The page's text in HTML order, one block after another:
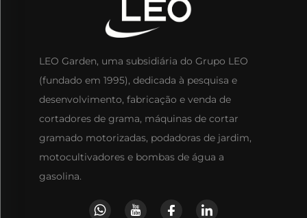
LEO Garden, uma subsidiária do Grupo LEO
(fundado em 1995), dedicada à pesquisa e
desenvolvimento, fabricação e venda de
cortadores de grama, máquinas de cortar
gramado motorizadas, podadoras de jardim,
motocultivadores e bombas de água a
gasolina.